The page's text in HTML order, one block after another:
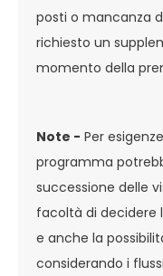
posti o mancanza
richiesto un
momento della
Note - Per
programma
successione delle
facoltà di decidere
e anche la
considerando i